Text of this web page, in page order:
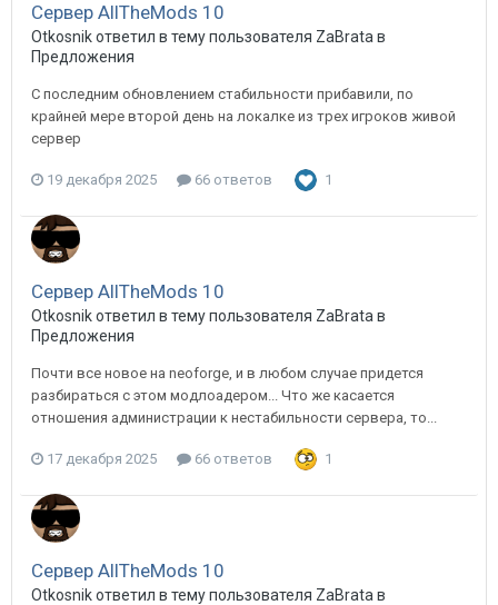
Сервер AllTheMods 10
Otkosnik ответил в тему пользователя ZaBrata в
Предложения
С последним обновлением стабильности прибавили, по
крайней мере второй день на локалке из трех игроков живой
сервер
19 декабря 2025 66 ответов 1
Сервер AllTheMods 10
Otkosnik ответил в тему пользователя ZaBrata в
Предложения
Почти все новое на neoforge, и в любом случае придется
разбираться с этом модлоадером... Что же касается
отношения администрации к нестабильности сервера, то...
17 декабря 2025 66 ответов 1
Сервер AllTheMods 10
Otkosnik ответил в тему пользователя ZaBrata в